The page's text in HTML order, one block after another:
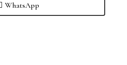
WhatsApp